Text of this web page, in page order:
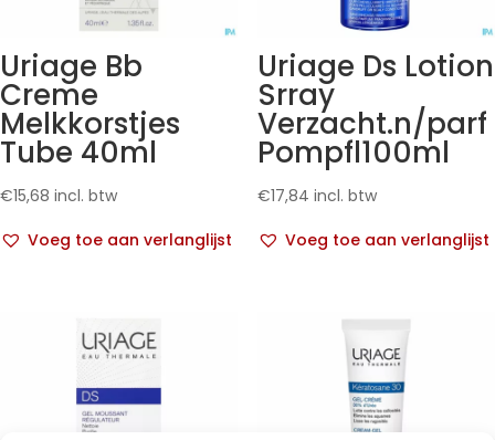
Uriage Bb
Creme
Melkkorstjes
Tube 40ml
€15,68 incl. btw
Voeg toe aan verlanglijst
Uriage Ds Lotion
Srray
Verzacht.n/parf
Pompfl100ml
€17,84 incl. btw
Voeg toe aan verlanglijst